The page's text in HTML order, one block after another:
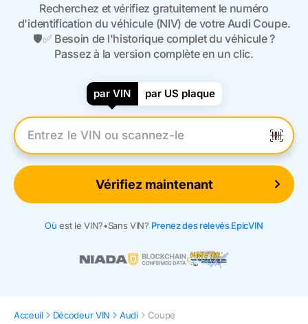
Recherchez et vérifiez gratuitement le numéro
d'identification du véhicule (NIV) de votre Audi Coupe.
🛡️✅ Besoin de l'historique complet du véhicule ?
Passez à la version complète en un clic.
par VIN par US plaque
Entrez le numéro VIN
Vérifiez maintenant
Où est le VIN?•Sans VIN? Prenez des relevés EpicVIN
Acceuil Décodeur VIN Audi Coupe